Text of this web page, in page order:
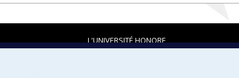
L'UNIVERSITÉ HONORE